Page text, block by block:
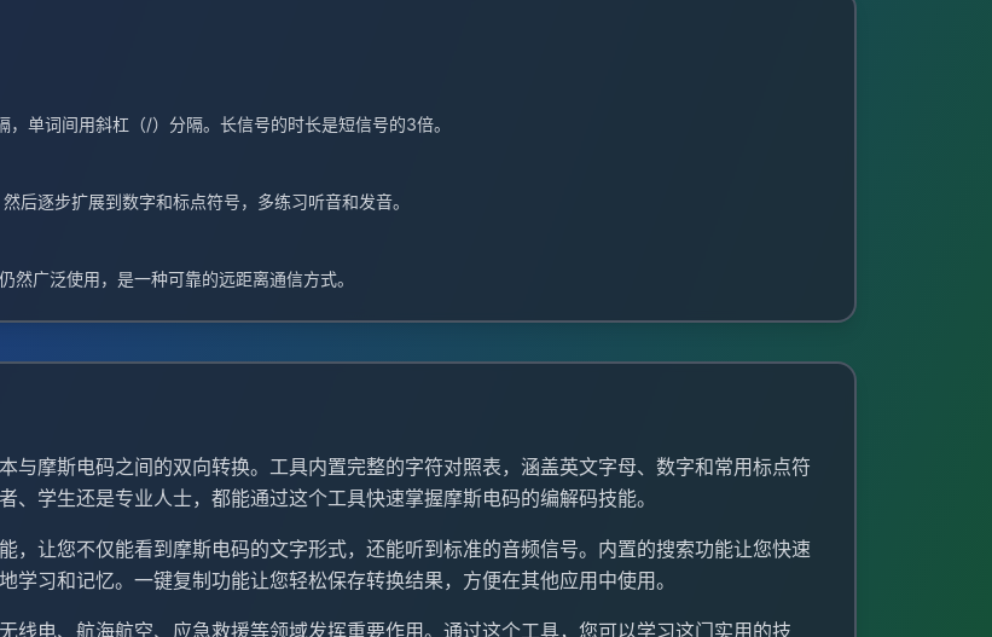
单词间用斜杠（/）分隔。长信号的时长是短信号的3倍。
后逐步扩展到数字和标点符号，多练习听音和发音。
广泛使用，是一种可靠的远距离通信方式。
与摩斯电码之间的双向转换。工具内置完整的字符对照表，涵盖英文字母、数字和常用标点符
学生还是专业人士，都能通过这个工具快速掌握摩斯电码的编解码技能。
，让您不仅能看到摩斯电码的文字形式，还能听到标准的音频信号。内置的搜索功能让您快速
习和记忆。一键复制功能让您轻松保存转换结果，方便在其他应用中使用。
线电、航海航空、应急救援等领域发挥重要作用。通过这个工具，您可以学习这门实用的技